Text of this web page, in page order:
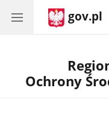
gov.pl
Ochrony